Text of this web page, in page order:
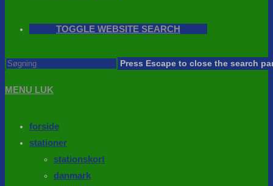
TOGGLE WEBSITE SEARCH
Press Escape to close the search
MENU LUK
forside
stationer
stationskort
danmark